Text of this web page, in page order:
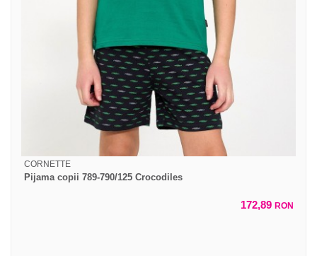
CORNETTE
Pijama copii 789-790/125 Crocodiles
172,89 RON